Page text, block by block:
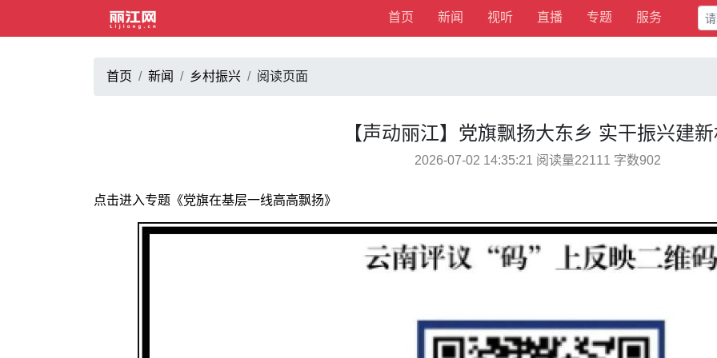
首页 新闻 视听 直播 专题 服务
首页 新闻 乡村振兴 阅读页面
【声动丽江】党旗飘扬大东乡 实干振兴建
2026-07-02 14:35:21 阅读量22111 字数902
点击进入专题《党旗在基层一线高高飘扬》